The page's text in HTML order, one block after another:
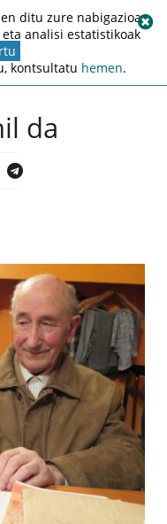
da
ditu zure nabigazioa
analisi estatistikoak
kontsultatu hemen.